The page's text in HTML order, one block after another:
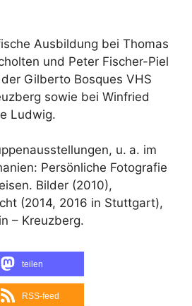
Ausbildung bei Thomas
und Peter Fischer-Piel
Gilberto Bosques VHS
sowie bei Winfried
Ludwig.
u. a. im
Persönliche Fotografie
Bilder (2010),
(2014, 2016 in Stuttgart),
– Kreuzberg.
teilen
RSS-feed